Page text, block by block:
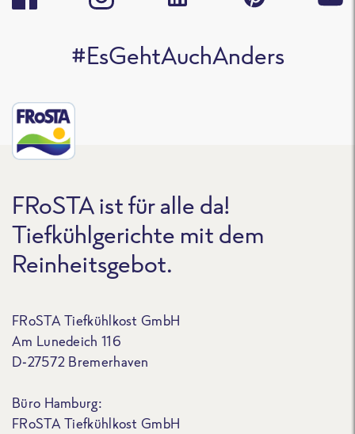
#EsGehtAuchAnders
FRoSTA ist für alle da!
Tiefkühlgerichte mit dem
Reinheitsgebot.
FRoSTA Tiefkühlkost GmbH
Am Lunedeich 116
D-27572 Bremerhaven
Büro Hamburg:
FRoSTA Tiefkühlkost GmbH